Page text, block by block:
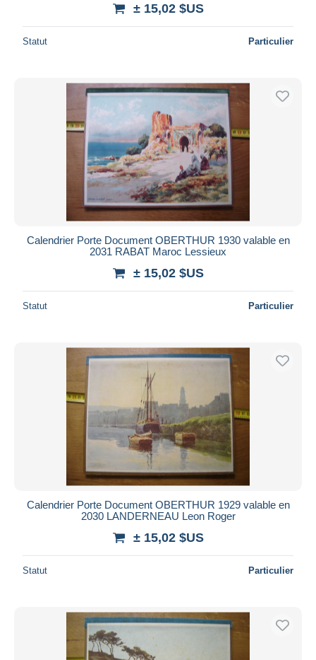
± 15,02 $US
Statut Particulier
Calendrier Porte Document OBERTHUR 1930 valable en
2031 RABAT Maroc Lessieux
± 15,02 $US
Statut Particulier
Calendrier Porte Document OBERTHUR 1929 valable en
2030 LANDERNEAU Leon Roger
± 15,02 $US
Statut Particulier